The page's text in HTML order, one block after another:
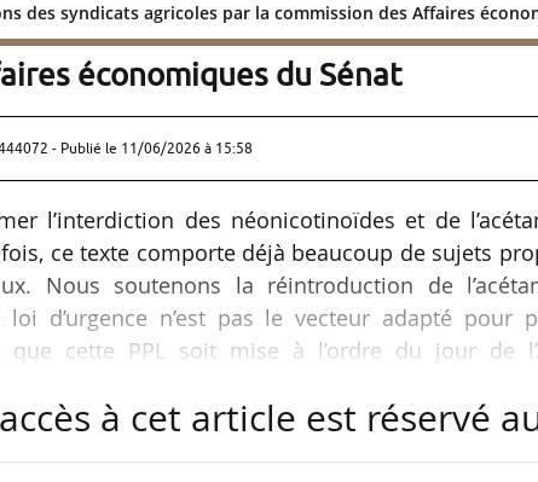
des syndicats agricoles par la commission des Affaires
des syndicats agricoles par la
économiques du Sénat
- Publié le 11/06/2026 à 15:58
l’interdiction des néonicotinoïdes et de
ce texte comporte déjà beaucoup de sujets
Nous soutenons la réintroduction de
d’urgence n’est pas le vecteur adapté pour
que cette PPL soit mise à l’ordre du jour de
lors de son audition en commission
à cet article est réservé